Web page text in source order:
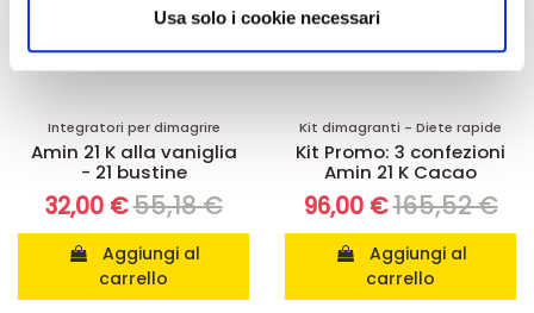
informazioni sul modo in cui utilizza il nostro sito con i
nostri partner che si occupano di analisi dei dati web,
pubblicità e social media, i quali potrebbero combinarle
raccolto dal suo utilizzo dei loro servizi.
Usa solo i cookie necessari
Integratori per dimagrire
Amin 21 K alla vaniglia
- 21 bustine
32,00 €55,18 €
carrello
Kit dimagranti - Diete rapide
Kit Promo: 3 confezioni
Amin 21 K Cacao
96,00 €165,52 €
carrello